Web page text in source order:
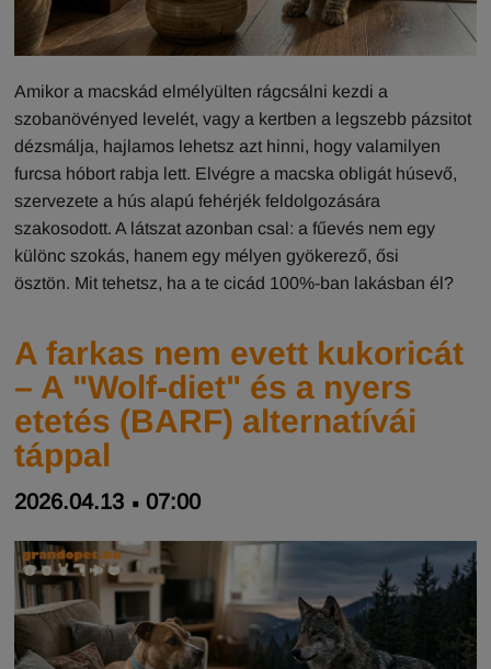
Amikor a macskád elmélyülten rágcsálni kezdi a
szobanövényed levelét, vagy a kertben a legszebb pázsitot
dézsmálja, hajlamos lehetsz azt hinni, hogy valamilyen
furcsa hóbort rabja lett. Elvégre a macska obligát húsevő,
szervezete a hús alapú fehérjék feldolgozására
szakosodott. A látszat azonban csal: a fűevés nem egy
különc szokás, hanem egy mélyen gyökerező, ősi
ösztön. Mit tehetsz, ha a te cicád 100%-ban lakásban él?
A farkas nem evett kukoricát
– A "Wolf-diet" és a nyers
etetés (BARF) alternatívái
táppal
2026.04.13 07:00